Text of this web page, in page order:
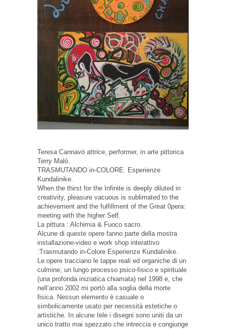
Teresa Cannavò attrice, performer, in arte pittorica
Terry Malò.
TRASMUTANDO in-COLORE. Esperienze
Kundalinike.
When the thirst for the Infinite is deeply diluted in
creativity, pleasure vacuous is sublimated to the
achievement and the fulfillment of the Great 0pera:
meeting with the higher Self.
La pittura : Alchimia & Fuoco sacro.
Alcune di queste opere fanno parte della mostra
installazione-video e work shop interattivo
:Trasmutando in-Colore Esperienze Kundalinike.
Le opere tracciano le tappe reali ed organiche di un
culmine; un lungo processo psico-fisico e spirituale
(una profonda iniziatica chiamata) nel 1998 e, che
nell’anno 2002 mi portò alla soglia della morte
fisica. Nessun elemento è casuale o
simbolicamente usato per necessità estetiche o
artistiche. In alcune tele i disegni sono uniti da un
unico tratto mai spezzato che intreccia e congiunge